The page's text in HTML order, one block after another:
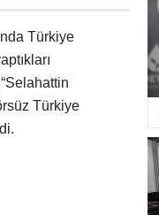
Türkiye
Türkiye